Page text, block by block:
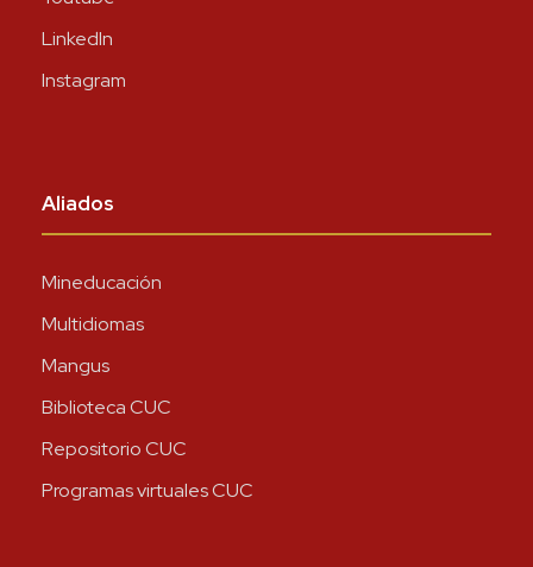
LinkedIn
Instagram
Aliados
Mineducación
Multidiomas
Mangus
Biblioteca CUC
Repositorio CUC
Programas virtuales CUC